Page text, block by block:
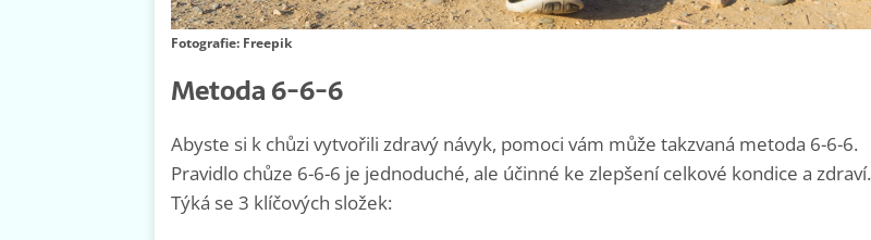
Fotografie: Freepik
Metoda 6-6-6
Abyste si k chůzi vytvořili zdravý návyk, pomoci vám může takzvaná metoda 6-6-6.
Pravidlo chůze 6-6-6 je jednoduché, ale účinné ke zlepšení celkové kondice a zdraví.
Týká se 3 klíčových složek: